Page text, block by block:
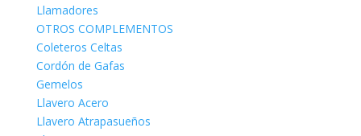
Llamadores
OTROS COMPLEMENTOS
Coleteros Celtas
Cordón de Gafas
Gemelos
Llavero Acero
Llavero Atrapasueños